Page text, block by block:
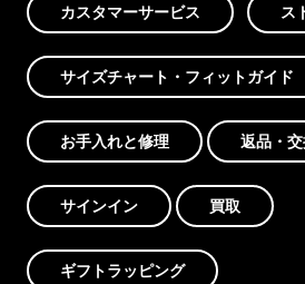
カスタマーサービス ス
サイズチャート・フィットガイド
お手入れと修理 返品・
サインイン 買取
ギフトラッピング